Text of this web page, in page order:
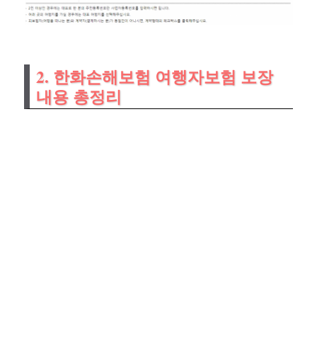
2. 한화손해보험 여행자보험 보장
내용 총정리